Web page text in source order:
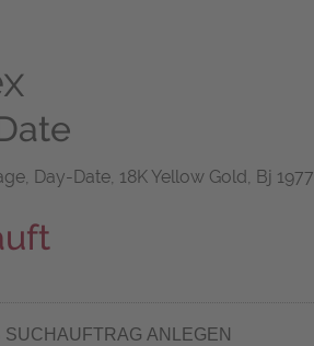
Day-Date, 18K Yellow Gold, Bj 1977
SUCHAUFTRAG ANLEGEN